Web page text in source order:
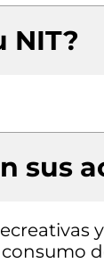
NIT?
sus
consumo